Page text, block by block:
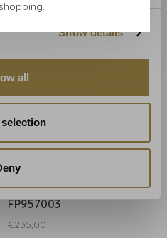
Show details
all
Pierre Frey
Pierre Frey Lucille -
FP957003
€235,00